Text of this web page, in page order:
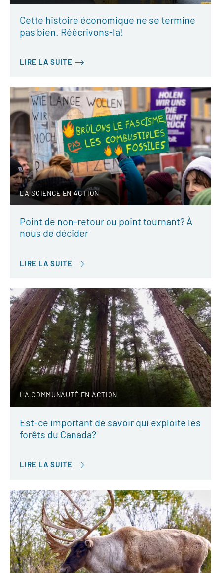
Cette histoire économique ne se termine
pas bien. Réécrivons-la!
LIRE LA SUITE
LA SCIENCE EN ACTION
Point de non-retour ou point tournant? À
nous de décider
LIRE LA SUITE
LA COMMUNAUTÉ EN ACTION
Est-ce important de savoir qui exploite les
forêts du Canada?
LIRE LA SUITE